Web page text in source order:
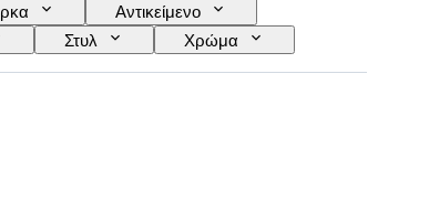
Αντικείμενο
Στυλ
Χρώμα
σταφυλιών Εποχή